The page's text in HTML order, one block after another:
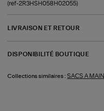
(ref-2R3HSH058H02055)
LIVRAISON ET RETOUR
DISPONIBILITÉ BOUTIQUE
Collections similaires : SACS A MAIN